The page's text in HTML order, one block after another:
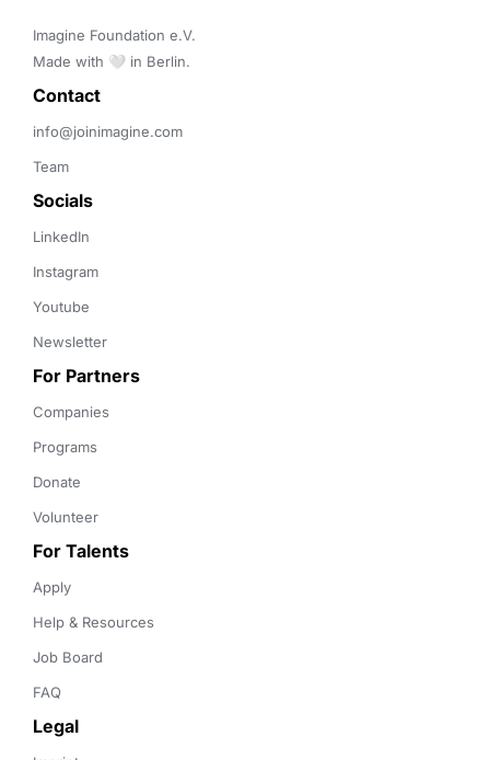
Imagine Foundation e.V.
Made with 🤍 in Berlin.
Contact
info@joinimagine.com
Team
Socials
LinkedIn
Instagram
Youtube
Newsletter
For Partners
Companies
Programs
Donate
Volunteer
For Talents
Apply
Help & Resources
Job Board
FAQ
Legal